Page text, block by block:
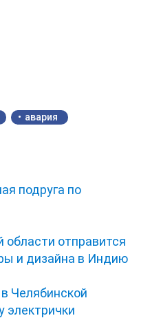
авария
подруга по
области отправится
и дизайна в Индию
Челябинской
электрички